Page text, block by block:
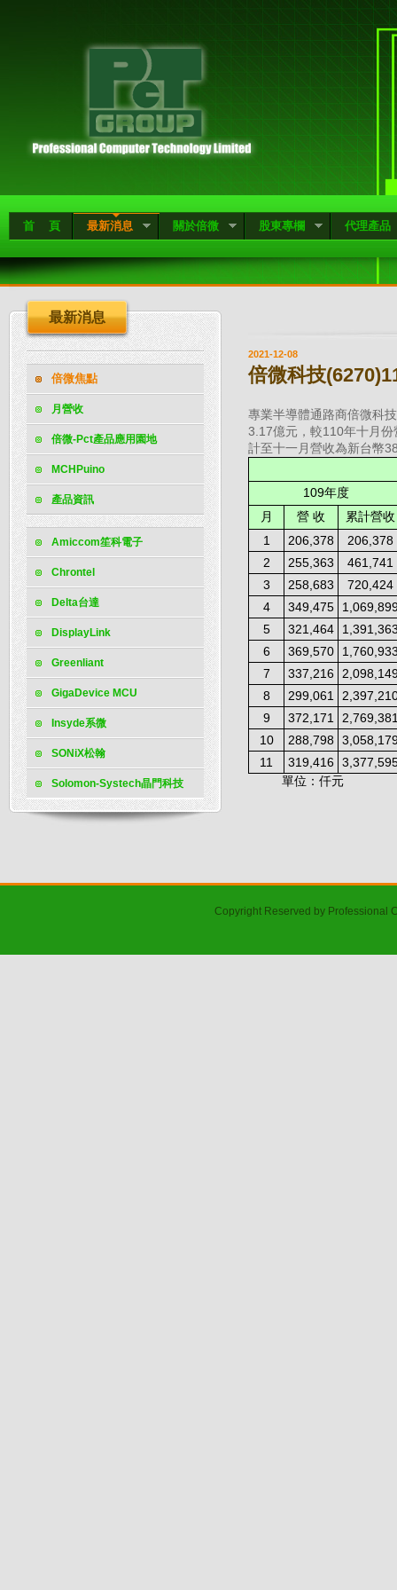
首 頁 最新消息 關於倍微 股東專欄 代理產品
最新消息
倍微焦點
月營收
倍微-Pct產品應用園地
MCHPuino
產品資訊
Amiccom笙科電子
Chrontel
Delta台達
DisplayLink
Greenliant
GigaDevice MCU
Insyde系微
SONiX松翰
Solomon-Systech晶門科技
2021-12-08
倍微科技
專業半導體通路商倍微科
3.17億元，較110年十月
計至十一月營收為新台幣
109年度
月
營 收 累計營收
1 206,378
206,378
2
255,363
461,741
3
258,683
720,424
4
349,475
5
321,464
6
369,570
7
337,216
8
299,061
9
372,171
10
288,798
11
319,416
單位：仟元
Copyright Reserved by Professional